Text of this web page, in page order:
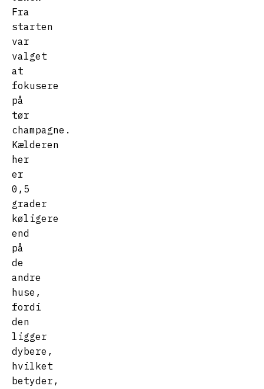
Fra
starten
var
valget
at
fokusere
på
tør
champagne.
Kælderen
her
er
0,5
grader
køligere
end
på
de
andre
huse,
fordi
den
ligger
dybere,
hvilket
betyder,